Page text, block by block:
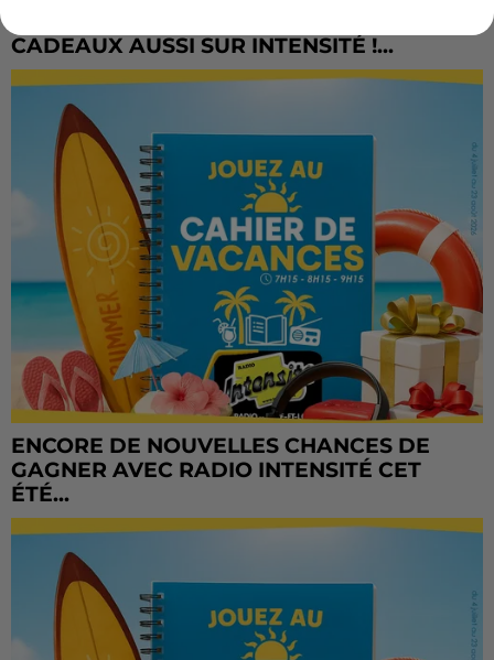
CADEAUX AUSSI SUR INTENSITÉ !...
ENCORE DE NOUVELLES CHANCES DE
GAGNER AVEC RADIO INTENSITÉ CET
ÉTÉ...